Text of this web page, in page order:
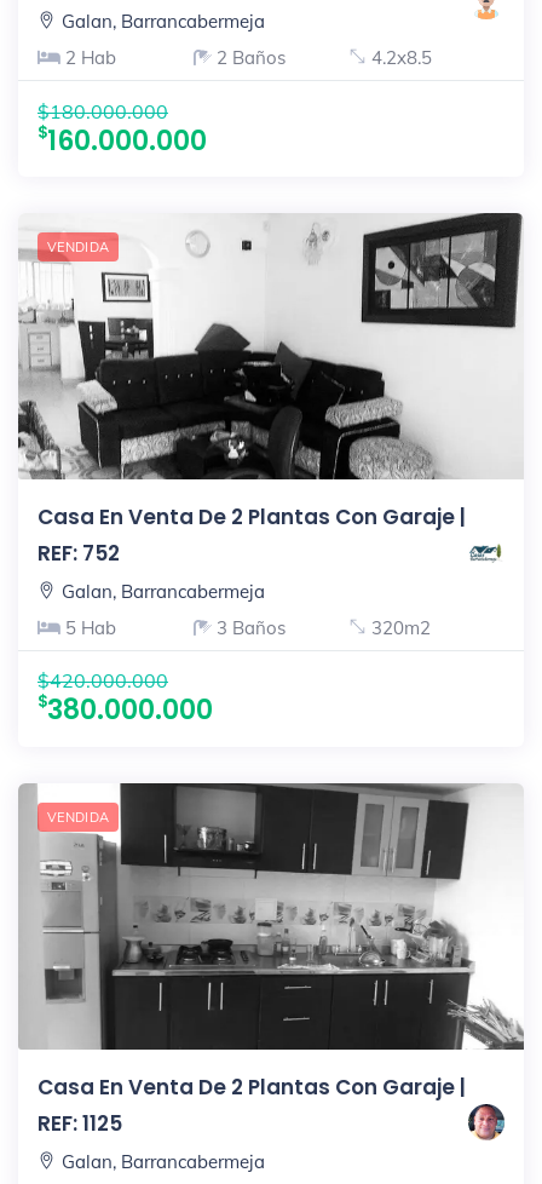
Galan, Barrancabermeja
2 Hab
2 Baños 4.2x8.5
$180.000.000
160.000.000
VENDIDA
Casa En Venta De 2 Plantas Con Garaje |
REF: 752
Galan, Barrancabermeja
5 Hab
3 Baños 320m2
$420.000.000
380.000.000
VENDIDA
Casa En Venta De 2 Plantas Con Garaje |
REF: 1125
Galan, Barrancabermeja